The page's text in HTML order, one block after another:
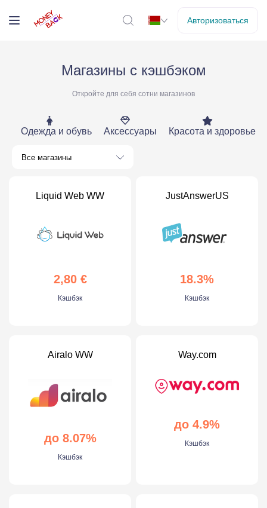
Авторизоваться
Магазины с кэшбэком
Откройте для себя сотни магазинов
Одежда и обувь Аксессуары Красота и здоровье
Все магазины
Liquid Web WW
2,80 €
Кэшбэк
JustAnswerUS
18.3%
Кэшбэк
Airalo WW
до 8.07%
Кэшбэк
Way.com
до 4.9%
Кэшбэк